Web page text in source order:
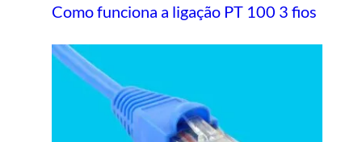
Como funciona a ligação PT 100 3 fios